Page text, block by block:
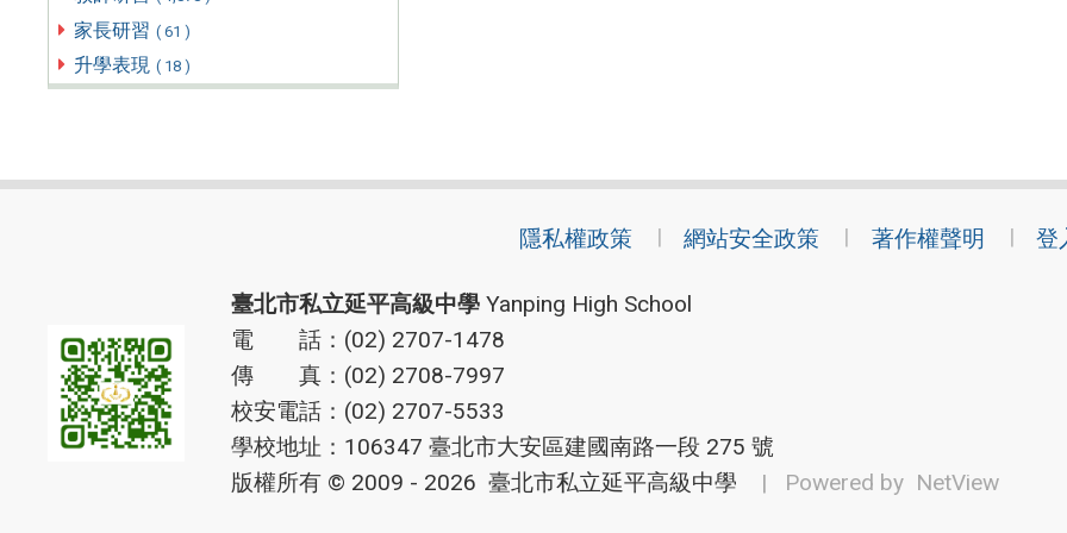
家長研習 ( 61 )
升學表現 ( 18 )
隱私權政策 網站安全政策 著作權聲明 登
臺北市私立延平高級中學Yanping High School
電 話：(02) 2707-1478
傳 真：(02) 2708-7997
校安電話：(02) 2707-5533
學校地址：106347 臺北市大安區建國南路一段 275 號
版權所有 © 2009 - 2026 臺北市私立延平高級中學 | Powered by NetView